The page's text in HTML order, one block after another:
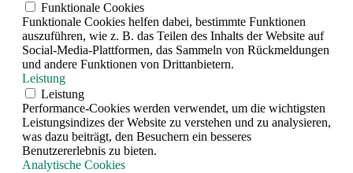
Funktionale Cookies
Funktionale Cookies helfen dabei, bestimmte Funktionen
auszuführen, wie z. B. das Teilen des Inhalts der Website auf
Social-Media-Plattformen, das Sammeln von Rückmeldungen
und andere Funktionen von Drittanbietern.
Leistung
Leistung
Performance-Cookies werden verwendet, um die wichtigsten
Leistungsindizes der Website zu verstehen und zu analysieren,
was dazu beiträgt, den Besuchern ein besseres
Benutzererlebnis zu bieten.
Analytische Cookies